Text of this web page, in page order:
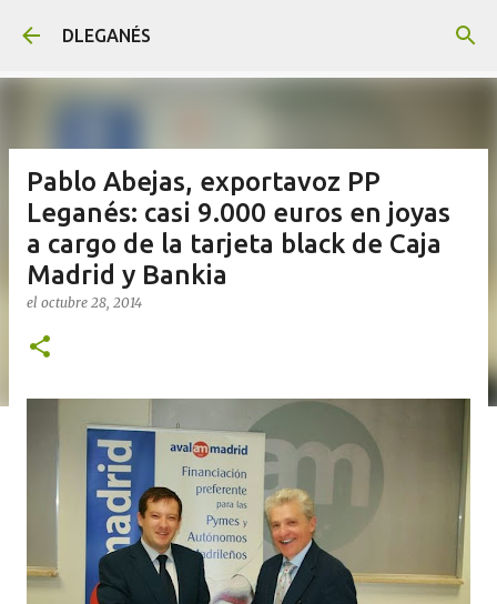
DLEGANÉS
Pablo Abejas, exportavoz PP
Leganés: casi 9.000 euros en joyas
a cargo de la tarjeta black de Caja
Madrid y Bankia
el octubre 28, 2014